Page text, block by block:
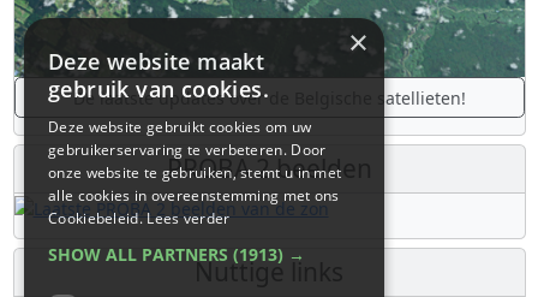
De laatste updates over de Belgische satellieten!
PROBA 2 beelden
Nuttige links
×
Deze website maakt
gebruik van cookies.
Deze website gebruikt cookies om uw
gebruikerservaring te verbeteren. Door
onze website te gebruiken, stemt u in met
alle cookies in overeenstemming met ons
Cookiebeleid.Lees verder
SHOW ALL PARTNERS (1913) →